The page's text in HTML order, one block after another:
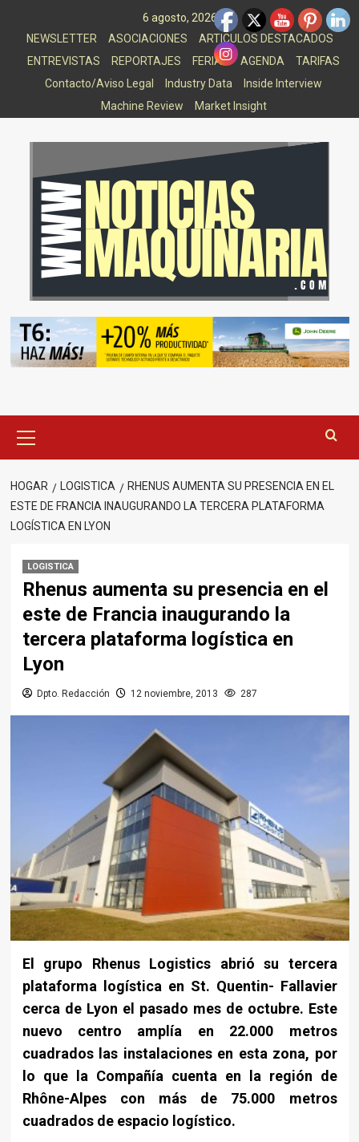
6 agosto, 2026
NEWSLETTER
ASOCIACIONES
ARTICULOS DESTACADOS
ENTREVISTAS
REPORTAJES FERIAS AGENDA
TARIFAS
Contacto/Aviso Legal
Industry Data
Inside Interview
Machine Review
Market Insight
principal
HOGAR LOGISTICA
RHENUS AUMENTA SU PRESENCIA EN EL
ESTE DE FRANCIA INAUGURANDO LA TERCERA PLATAFORMA
LOGÍSTICA EN LYON
LOGISTICA
Rhenus aumenta su presencia en el
este de Francia inaugurando la
tercera plataforma logística en
Lyon
Dpto. Redacción 12 noviembre, 2013 287
El grupo Rhenus Logistics abrió su tercera
plataforma logística en St. Quentin- Fallavier
cerca de Lyon el pasado mes de octubre. Este
nuevo centro amplía en 22.000 metros
cuadrados las instalaciones en esta zona, por
lo que la Compañía cuenta en la región de
Rhône-Alpes con más de 75.000 metros
cuadrados de espacio logístico.